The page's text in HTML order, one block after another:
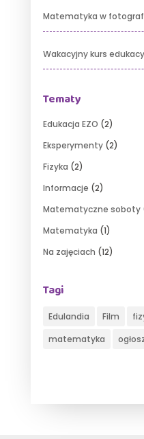
Matematyka w
Wakacyjny kurs
Tematy
Edukacja EZO (2)
Eksperymenty(2)
Fizyka (2)
Informacje (2)
Matematyczne soboty
Matematyka (1)
Na zajęciach (12)
Tagi
Edulandia Film
matematyka